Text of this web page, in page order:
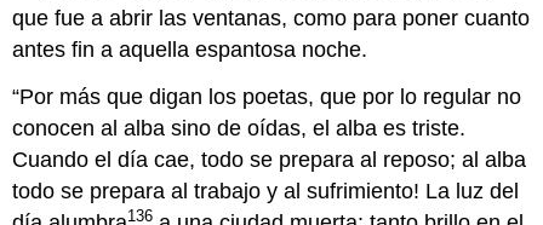
que fue a abrir las ventanas, como para poner cuanto
antes fin a aquella espantosa noche.
“Por más que digan los poetas, que por lo regular no
conocen al alba sino de oídas, el alba es triste.
Cuando el día cae, todo se prepara al reposo; al alba
todo se prepara al trabajo y al sufrimiento! La luz del
136